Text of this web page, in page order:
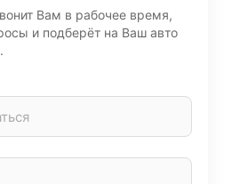
Вам в рабочее время,
и подберёт на Ваш авто